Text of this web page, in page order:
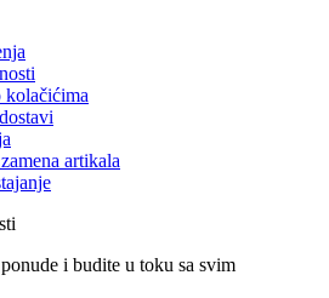
kolačićima
artikala
i budite u toku sa svim